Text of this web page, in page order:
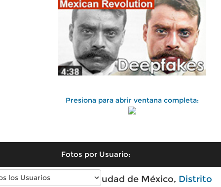
Presiona para abrir ventana completa:
Fotos por Usuario:
Fotos antiguas de Ciudad de México, Distrito